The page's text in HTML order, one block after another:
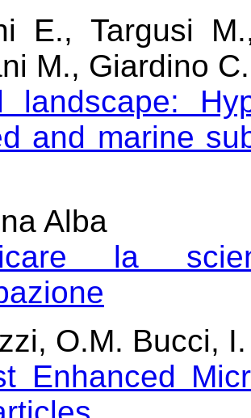
E., Targusi
M., Giardino
landscape:
and marine
Alba
la
O.M. Bucci,
Enhanced